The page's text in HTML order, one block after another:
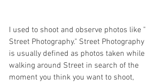
I used to shoot and observe photos like "
Street Photography." Street Photography
is usually defined as photos taken while
walking around Street in search of the
moment you think you want to shoot,